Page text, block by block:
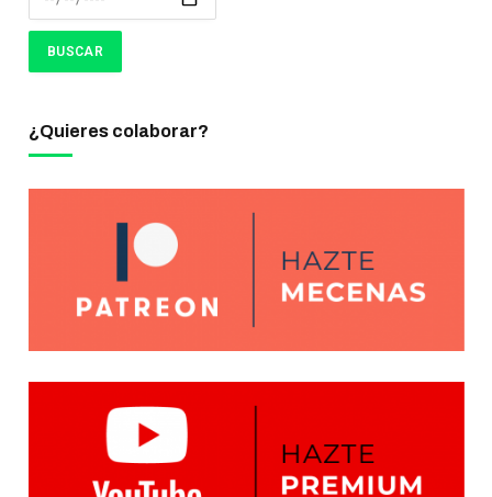
¿Quieres colaborar?